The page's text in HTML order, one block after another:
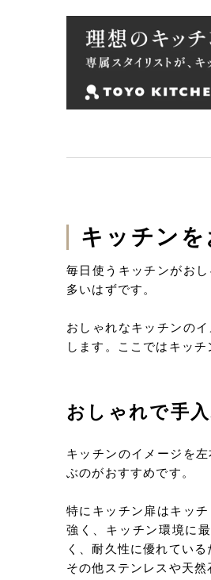
キッチン
毎日使うキッチンがお
多いはずです。
おしゃれなキッチンの
します。ここではキッ
おしゃれで手
キッチンのイメージを
ぶのがおすすめです。
特にキッチン扉はキッ
強く、キッチン環境に
く、耐久性に優れてい
その他ステンレスや天然